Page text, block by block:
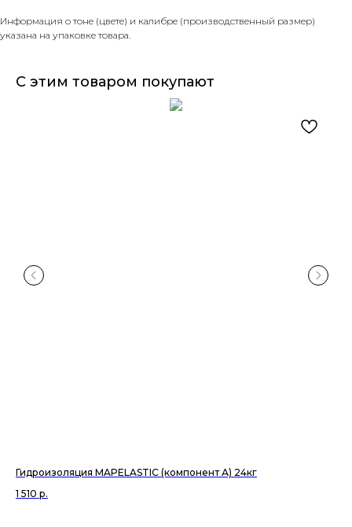
Информация о тоне (цвете) и калибре (производственный размер)
указана на упаковке товара.
С этим товаром покупают
Гидроизоляция MAPELASTIC (компонент А) 24кг
1 510 р.